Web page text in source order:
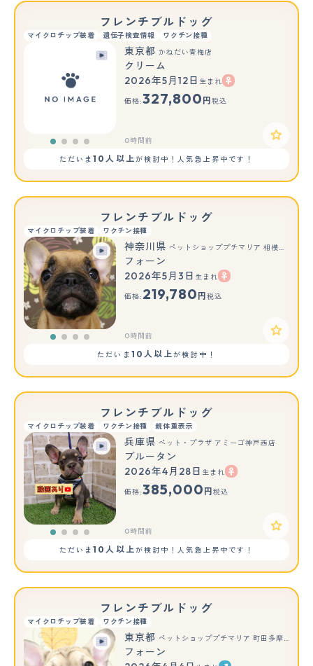
フレンチブルドッグ
マイクロチップ装着 遺伝子検査情報 ワクチン接種
東京都 かねだい青梅店
クリーム
2026年5月12日 生まれ
価格:327,800 円 税込
0時間前
ただいま10人以上が検討中！人気急上昇中です！
フレンチブルドッグ
マイクロチップ装着 ワクチン接種
神奈川県 ペットショッププチマリア 相模原店
フォーン
2026年5月3日 生まれ
価格: 219,780 円 税込
0時間前
ただいま 10人以上が検討中！
フレンチブルドッグ
マイクロチップ装着 ワクチン接種 親体重表示
兵庫県 ペット・プラザ アミーゴ神戸西店
ブルータン
2026年4月28日 生まれ
価格:385,000 円 税込
0時間前
ただいま10人以上が検討中！人気急上昇中です！
フレンチブルドッグ
マイクロチップ装着 ワクチン接種
東京都 ペットショッププチマリア 町田多摩境店
フォーン